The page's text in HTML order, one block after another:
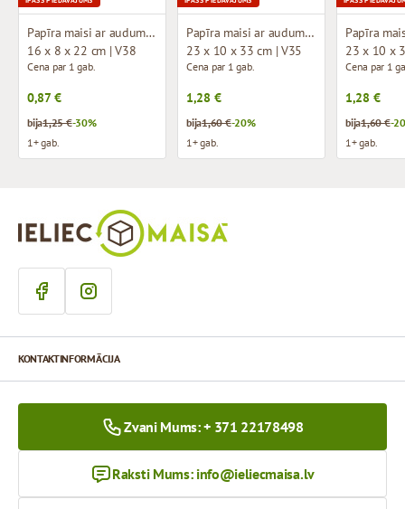
Papīra maisi ar auduma rokturiem un dizainu
16 x 8 x 22 cm | V38
Cena par 1 gab.
0,87 €
bija1,25 €-30%
1+ gab.
Papīra maisi ar auduma rokturiem un dizainu
23 x 10 x 33 cm | V35
Cena par 1 gab.
1,28 €
bija1,60 €-20%
1+ gab.
23 x 10 x
Cena par 1
1,28 €
bija1,60 €-
1+ gab.
KONTAKTINFORMĀCIJA
Zvani Mums: + 371 22178498
Raksti Mums: info@ieliecmaisa.lv